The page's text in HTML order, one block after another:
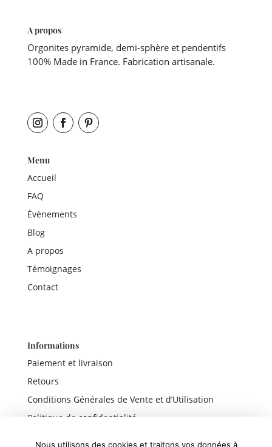
A propos
Orgonites pyramide, demi-sphère et pendentifs
100% Made in France. Fabrication artisanale.
Menu
Accueil
FAQ
Évènements
Blog
A propos
Témoignages
Contact
Informations
Paiement et livraison
Retours
Conditions Générales de Vente et d’Utilisation
Politique de confidentialité
Nous utilisons des cookies et traitons vos données à